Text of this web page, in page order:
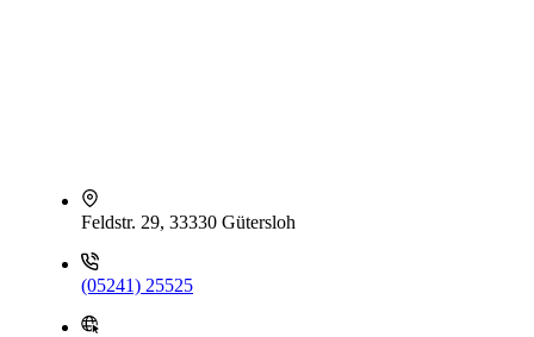
Feldstr. 29, 33330 Gütersloh
(05241) 25525